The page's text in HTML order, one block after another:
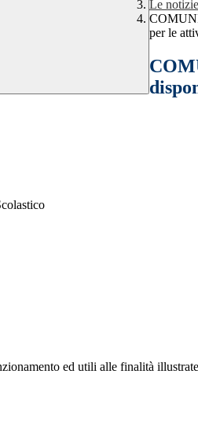
Le notizie
per le
ed utili alle finalità